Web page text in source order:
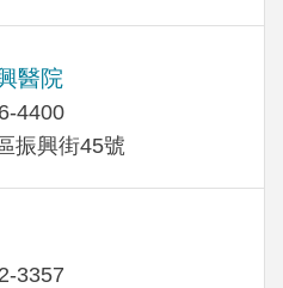
醫院
4400
振興街45號
3357